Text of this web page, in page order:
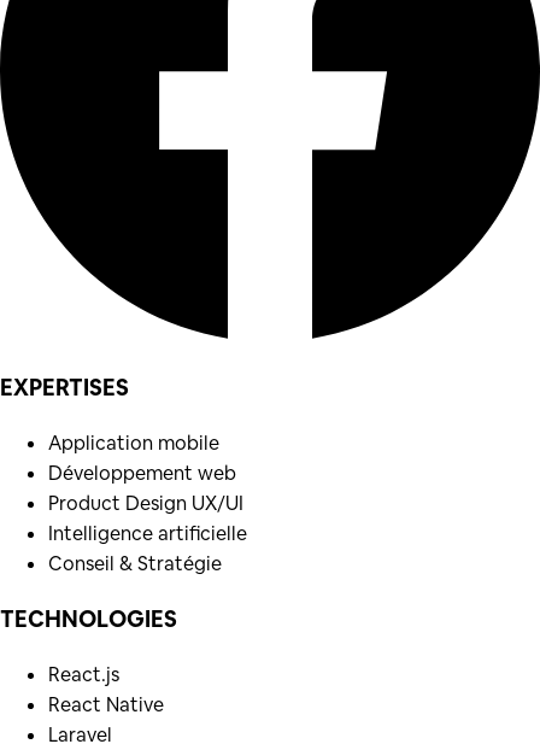
EXPERTISES
Application mobile
Développement web
Product Design UX/UI
Intelligence artificielle
Conseil & Stratégie
TECHNOLOGIES
React.js
React Native
Laravel